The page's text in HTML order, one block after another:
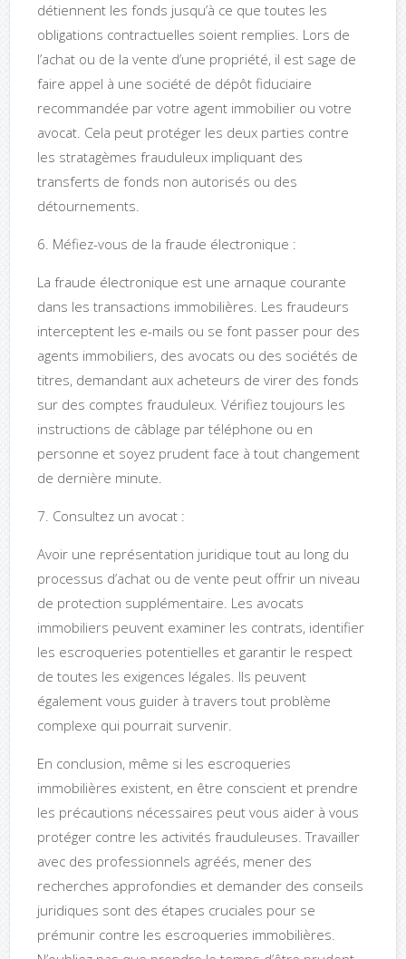
détiennent les fonds jusqu’à ce que toutes les
obligations contractuelles soient remplies. Lors de
l’achat ou de la vente d’une propriété, il est sage de
faire appel à une société de dépôt fiduciaire
recommandée par votre agent immobilier ou votre
avocat. Cela peut protéger les deux parties contre
les stratagèmes frauduleux impliquant des
transferts de fonds non autorisés ou des
détournements.
6. Méfiez-vous de la fraude électronique :
La fraude électronique est une arnaque courante
dans les transactions immobilières. Les fraudeurs
interceptent les e-mails ou se font passer pour des
agents immobiliers, des avocats ou des sociétés de
titres, demandant aux acheteurs de virer des fonds
sur des comptes frauduleux. Vérifiez toujours les
instructions de câblage par téléphone ou en
personne et soyez prudent face à tout changement
de dernière minute.
7. Consultez un avocat :
Avoir une représentation juridique tout au long du
processus d’achat ou de vente peut offrir un niveau
de protection supplémentaire. Les avocats
immobiliers peuvent examiner les contrats, identifier
les escroqueries potentielles et garantir le respect
de toutes les exigences légales. Ils peuvent
également vous guider à travers tout problème
complexe qui pourrait survenir.
En conclusion, même si les escroqueries
immobilières existent, en être conscient et prendre
les précautions nécessaires peut vous aider à vous
protéger contre les activités frauduleuses. Travailler
avec des professionnels agréés, mener des
recherches approfondies et demander des conseils
juridiques sont des étapes cruciales pour se
prémunir contre les escroqueries immobilières.